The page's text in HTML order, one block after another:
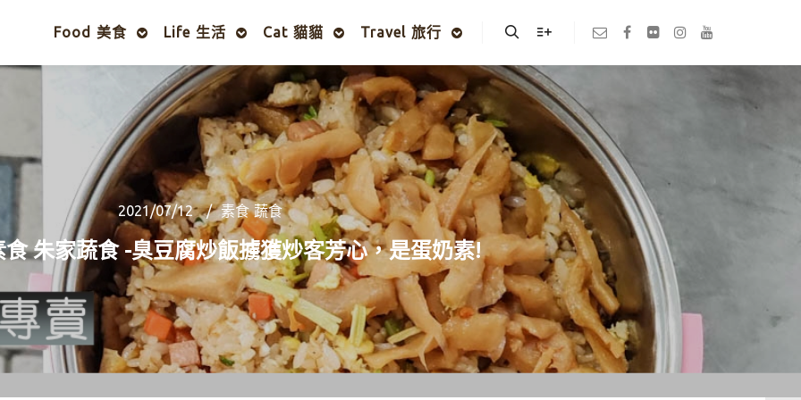
Food 美食 Life 生活 Cat 貓貓 Travel 旅行
2021/07/12 素食 蔬食
朱家蔬食 -臭豆腐炒飯擄獲炒客芳心，是蛋奶素!